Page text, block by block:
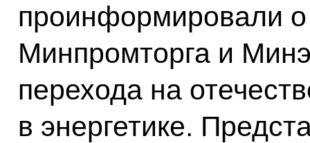
проинформировали
Минпромторга и
перехода на
в энергетике.